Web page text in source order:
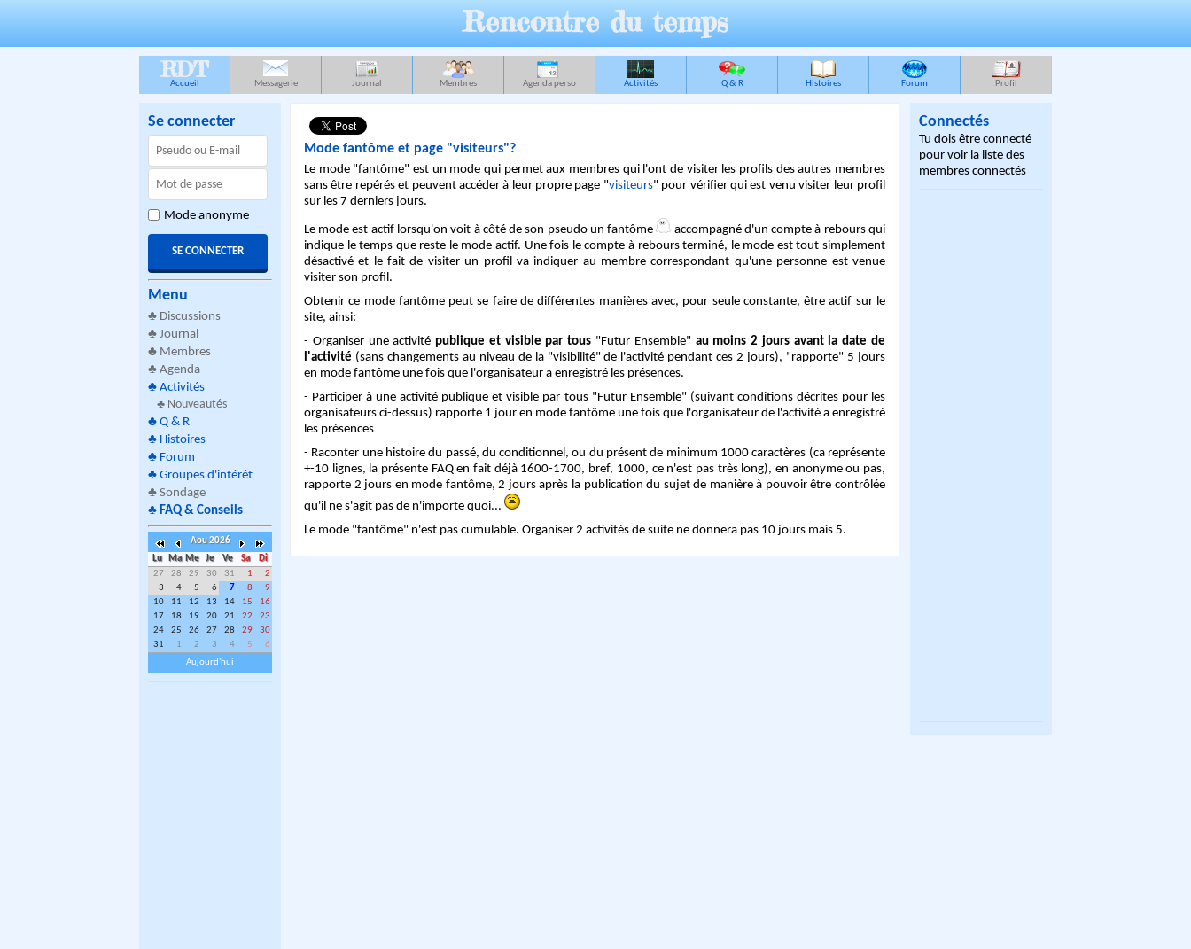
Rencontre du temps
RDT
Accueil Messagerie Journal Membres Agenda perso Activités Q & R Histoires Forum Profil
Se connecter
Mode anonyme
Menu
♣ Discussions
♣ Journal
♣ Membres
♣ Agenda
♣ Activités
♣ Nouveautés
♣ Q & R
♣ Histoires
♣ Forum
♣ Groupes d'intérêt
♣ Sondage
♣ FAQ & Conseils
Aou 2026
Lu
Ma Me Je Ve Sa
Di
27
28 29 30 31 1
2
3
4 5 6 7 8
9
10
11 12 13 14 15
16
17
18 19 20 21 22
23
24
25 26 27 28 29
30
31
1 2 3 4 5
6
Aujourd'hui
Mode fantôme et page "visiteurs"?
Le mode "fantôme" est un mode qui permet aux membres qui l'ont de visiter les profils des autres membres
sans être repérés et peuvent accéder à leur propre page "visiteurs" pour vérifier qui est venu visiter leur profil
sur les 7 derniers jours.
Le mode est actif lorsqu'on voit à côté de son pseudo un fantôme
accompagné d'un compte à rebours qui
indique le temps que reste le mode actif. Une fois le compte à rebours terminé, le mode est tout simplement
désactivé et le fait de visiter un profil va indiquer au membre correspondant qu'une personne est venue
visiter son profil.
Obtenir ce mode fantôme peut se faire de différentes manières avec, pour seule constante, être actif sur le
site, ainsi:
- Organiser une activitépublique et visible par tous "Futur Ensemble" au moins 2 jours avant la date de
l'activité (sans changements au niveau de la "visibilité" de l'activité pendant ces 2 jours), "rapporte" 5 jours
en mode fantôme une fois que l'organisateur a enregistré les présences.
- Participer à une activité publique et visible par tous "Futur Ensemble" (suivant conditions décrites pour les
organisateurs ci-dessus) rapporte 1 jour en mode fantôme une fois que l'organisateur de l'activité a enregistré
les présences
- Raconter une histoire du passé, du conditionnel, ou du présent de minimum 1000 caractères (ca représente
+-10 lignes, la présente FAQ en fait déjà 1600-1700, bref, 1000, ce n'est pas très long), en anonyme ou pas,
rapporte 2 jours en mode fantôme, 2 jours après la publication du sujet de manière à pouvoir être contrôlée
qu'il ne s'agit pas de n'importe quoi...
Le mode "fantôme" n'est pas cumulable. Organiser 2 activités de suite ne donnera pas 10 jours mais 5.
Connectés
Tu dois être connecté
pour voir la liste des
membres connectés